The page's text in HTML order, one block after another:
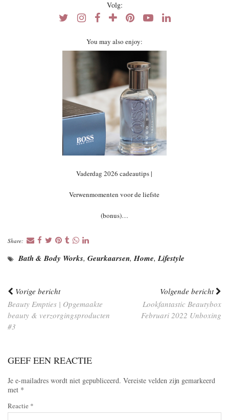
Volg:
You may also enjoy:
Vaderdag 2026 cadeautips |
Verwenmomenten voor de liefste
(bonus)…
Share:
Bath & Body Works, Geurkaarsen,Home,Lifestyle
Vorige bericht
Beauty Empties | Opgemaakte
beauty & verzorgingsproducten
#3
Volgende bericht
Lookfantastic Beautybox
Februari 2022 Unboxing
GEEF EEN REACTIE
Je e-mailadres wordt niet gepubliceerd. Vereiste velden zijn gemarkeerd
met *
Reactie *